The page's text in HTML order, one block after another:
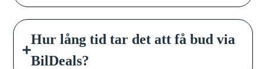
Hur lång tid tar det att få bud via
BilDeals?